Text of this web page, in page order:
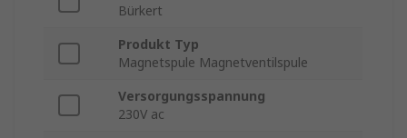
Bürkert
Produkt Typ
Magnetspule Magnetventilspule
Versorgungsspannung
230V ac